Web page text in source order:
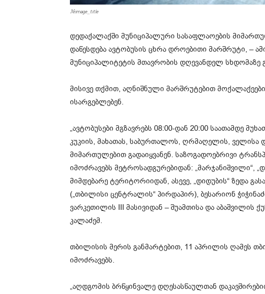
#image_title
დედაქალაქში მუნიციპალური სასაფლაოების
დაწესდება ავტობუსის ცხრა დროებითი მარშრუტი, –
მუნიციპალიტეტის მთავრობის დღევანდელ სხდომაზე
მისივე თქმით, აღნიშნული მარშრუტებით
ისარგებლებენ.
„ავტობუსები მგზავრებს 08:00-დან 20:00 საათამდე
კუკიის, მახათას, საბურთალოს, ღრმაღელის, ველისა
მიმართულებით გადაიყვანენ. საზოგადოებრივი
იმოძრავებს მეტროსადგურებიდან: „მარჯანიშვილი“,
მიმდებარე ტერიტორიიდან, ასევე, „დიდუბის“ ზედა
(„თბილისი ცენტრალის“ პირდაპირ), ბესარიონ
ვარკეთილის III მასივიდან – შუამთისა და აბაშვილის
კალაძემ.
თბილისის მერის განმარტებით, 11 აპრილის ღამეს
იმოძრავებს.
„აღდგომის ბრწყინვალე დღესასწაულთან